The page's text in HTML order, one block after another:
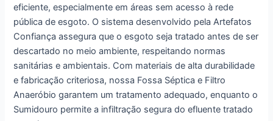
eficiente, especialmente em áreas sem acesso à rede
pública de esgoto. O sistema desenvolvido pela Artefatos
Confiança assegura que o esgoto seja tratado antes de ser
descartado no meio ambiente, respeitando normas
sanitárias e ambientais. Com materiais de alta durabilidade
e fabricação criteriosa, nossa Fossa Séptica e Filtro
Anaeróbio garantem um tratamento adequado, enquanto o
Sumidouro permite a infiltração segura do efluente tratado